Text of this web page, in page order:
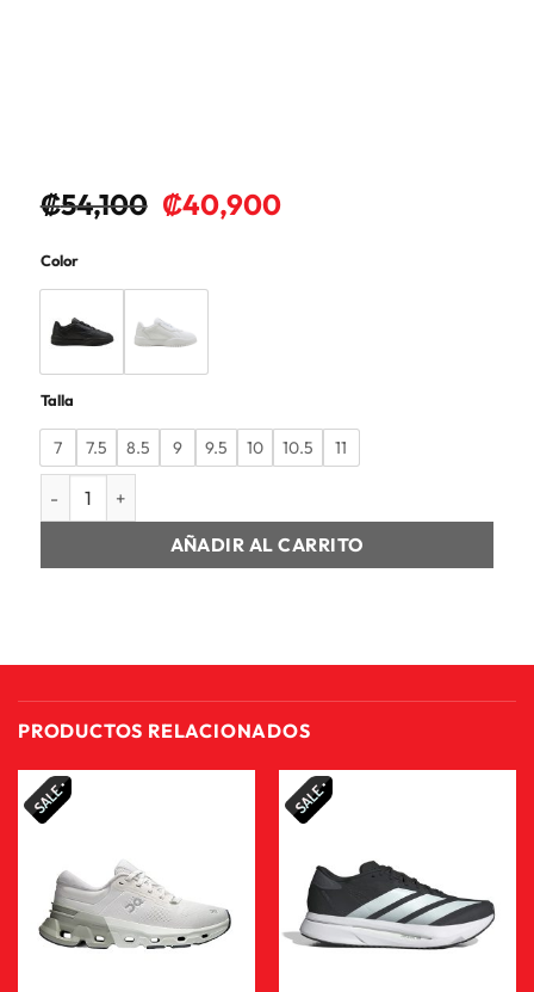
₡54,100 ₡40,900
Color
Talla
7 7.5 8.5 9 9.5 10 10.5
11
HOMBRE CA PLUS cantidad
AÑADIR AL CARRITO
PRODUCTOS RELACIONADOS